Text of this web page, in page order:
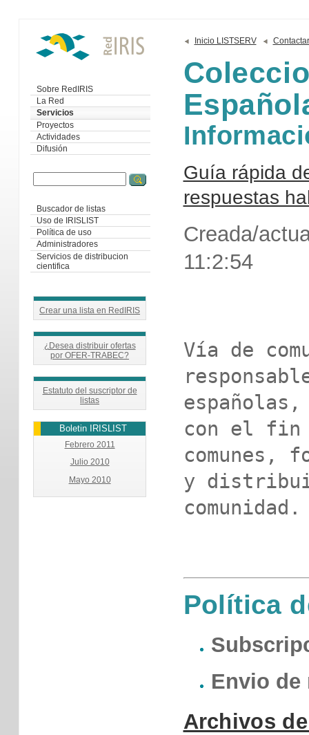
Sobre RedIRIS
La Red
Servicios
Proyectos
Actividades
Difusión
Buscador de listas
Uso de IRISLIST
Política de uso
Administradores
Servicios de distribucion
cientifica
Crear una lista en RedIRIS
¿Desea distribuir ofertas
por OFER-TRABEC?
Estatuto del suscriptor de
listas
Boletin IRISLIST
Febrero 2011
Julio 2010
Mayo 2010
Inicio LISTSERV Contactar
Guía rápida
respuestas
Creada/
11:2:54
Vía de
con el fin
comunes,
y
comunidad.
Política
Envio de
Archivos